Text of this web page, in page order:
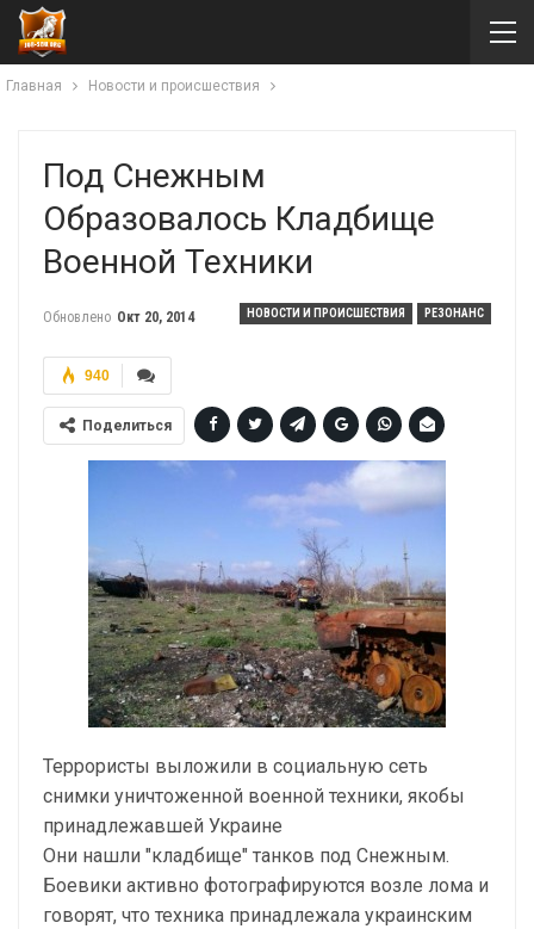
Главная Новости и происшествия
Под Снежным
Образовалось Кладбище
Военной Техники
НОВОСТИ И ПРОИСШЕСТВИЯ РЕЗОНАНС
Обновлено Окт 20, 2014
940
Поделиться
Террористы выложили в социальную сеть
снимки уничтоженной военной техники, якобы
принадлежавшей Украине
Они нашли "кладбище" танков под Снежным.
Боевики активно фотографируются возле лома и
говорят, что техника принадлежала украинским